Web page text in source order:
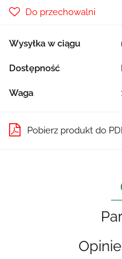
Do przechowalni
Wysyłka w ciągu
Dostępność
Waga
Pobierz produkt do